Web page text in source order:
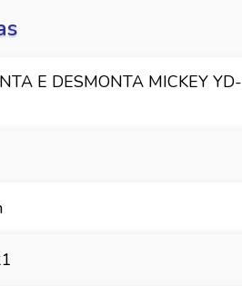
E DESMONTA MICKEY YD-